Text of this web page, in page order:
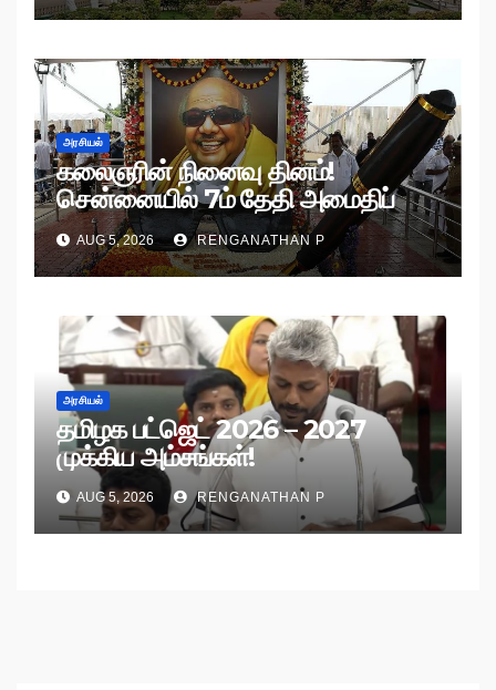
அரசியல்
கலைஞரின் நினைவு தினம்!
சென்னையில் 7ம் தேதி அமைதிப்
பேரணி!
AUG 5, 2026 RENGANATHAN P
அரசியல்
தமிழக பட்ஜெட் 2026 – 2027
முக்கிய அம்சங்கள்!
AUG 5, 2026 RENGANATHAN P